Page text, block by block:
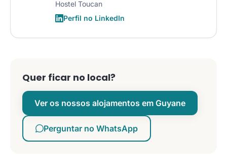
Hostel Toucan
Perfil no LinkedIn
Quer ficar no local?
Ver os nossos alojamentos em Guyane
Perguntar no WhatsApp